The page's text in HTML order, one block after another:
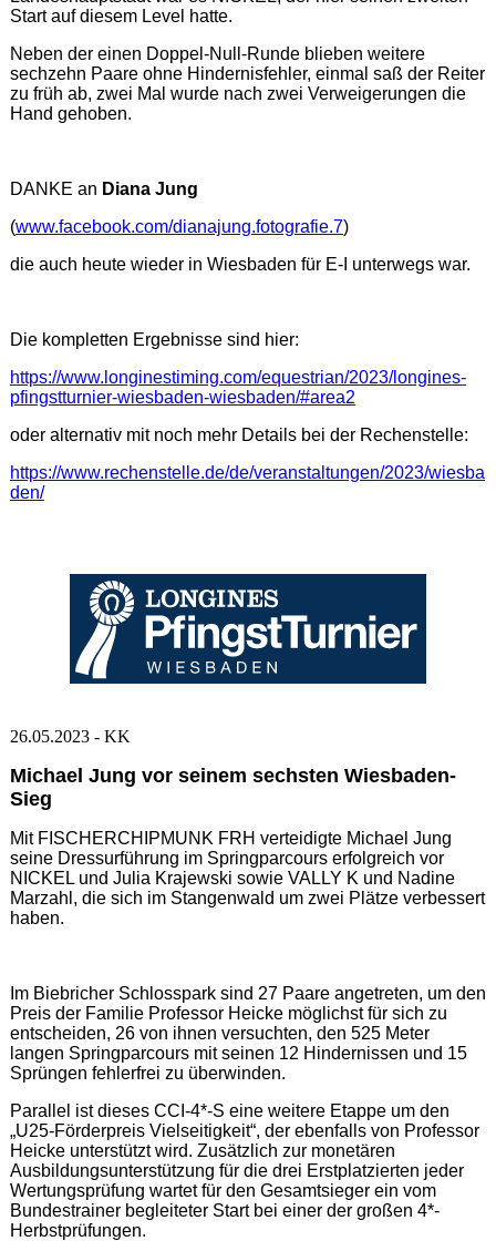
Start auf diesem Level hatte.
Neben der einen Doppel-Null-Runde blieben weitere
sechzehn Paare ohne Hindernisfehler, einmal saß der Reiter
zu früh ab, zwei Mal wurde nach zwei Verweigerungen die
Hand gehoben.
DANKE an Diana Jung
(www.facebook.com/dianajung.fotografie.7)
die auch heute wieder in Wiesbaden für E-I unterwegs war.
Die kompletten Ergebnisse sind hier:
https://www.longinestiming.com/equestrian/2023/longines-
pfingstturnier-wiesbaden-wiesbaden/#area2
oder alternativ mit noch mehr Details bei der Rechenstelle:
https://www.rechenstelle.de/de/veranstaltungen/2023/wiesba
den/
26.05.2023 - KK
Michael Jung vor seinem sechsten Wiesbaden-
Sieg
Mit FISCHERCHIPMUNK FRH verteidigte Michael Jung
seine Dressurführung im Springparcours erfolgreich vor
NICKEL und Julia Krajewski sowie VALLY K und Nadine
Marzahl, die sich im Stangenwald um zwei Plätze verbessert
haben.
Im Biebricher Schlosspark sind 27 Paare angetreten, um den
Preis der Familie Professor Heicke möglichst für sich zu
entscheiden, 26 von ihnen versuchten, den 525 Meter
langen Springparcours mit seinen 12 Hindernissen und 15
Sprüngen fehlerfrei zu überwinden.
Parallel ist dieses CCI-4*-S eine weitere Etappe um den
„U25-Förderpreis Vielseitigkeit“, der ebenfalls von Professor
Heicke unterstützt wird. Zusätzlich zur monetären
Ausbildungsunterstützung für die drei Erstplatzierten jeder
Wertungsprüfung wartet für den Gesamtsieger ein vom
Bundestrainer begleiteter Start bei einer der großen 4*-
Herbstprüfungen.